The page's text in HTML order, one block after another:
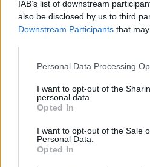
IAB’s list of downstream
also be disclosed by us to third
Downstream Participants that
Personal Data Processing
I want to opt-out of the
personal data.
Opted In
I want to opt-out of the Sale
Personal Data.
Opted In
Najnowsze
07 sierpnia 2026 | 21:30
Co czeka papieża Leona XIV w
07 sierpnia 2026 | 20:51
Franciszkanie z Kustodii Ziemi